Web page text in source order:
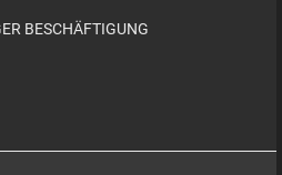
BESCHÄFTIGUNG